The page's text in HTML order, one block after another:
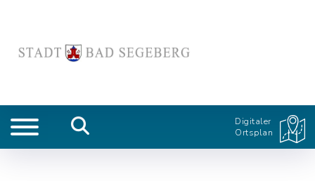
Digitaler
Ortsplan